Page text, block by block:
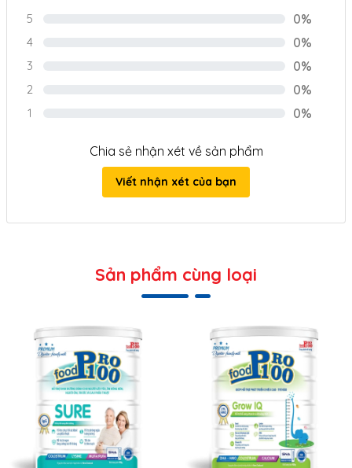
5 0%
4 0%
3 0%
2 0%
1 0%
Chia sẻ nhận xét về sản phẩm
Viết nhận xét của bạn
Sản phẩm cùng loại